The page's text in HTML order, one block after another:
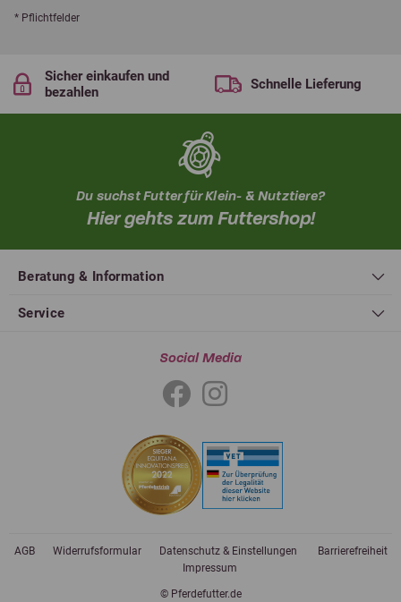
* Pflichtfelder
Sicher einkaufen und
bezahlen
Schnelle Lieferung
Du suchst Futter für Klein- & Nutztiere?
Hier gehts zum Futtershop!
Beratung & Information
Service
Social Media
© Pferdefutter.de
AGB Widerrufsformular Datenschutz & Einstellungen
Barrierefreiheit
Impressum